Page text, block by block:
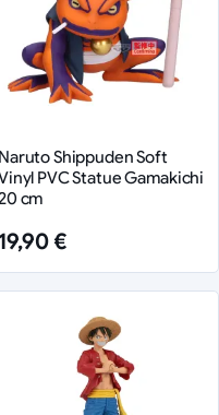
Naruto Shippuden Soft
PVC Statue Gamakichi
cm
€